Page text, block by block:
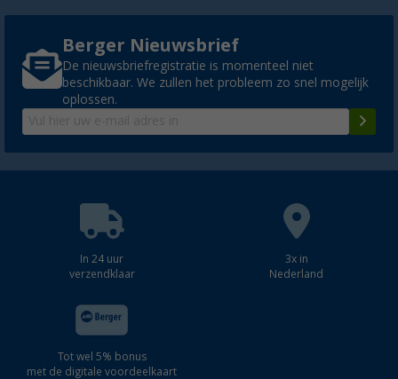
Berger Nieuwsbrief
De nieuwsbriefregistratie is momenteel niet
beschikbaar. We zullen het probleem zo snel mogelijk
oplossen.
In 24 uur
verzendklaar
3x in
Nederland
Tot wel 5% bonus
met de digitale voordeelkaart